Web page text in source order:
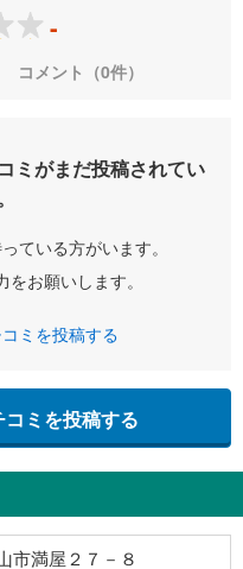
-
コメント（0件）
ミがまだ投稿されてい
ている方がいます。
お願いします。
ミを投稿する
ミを投稿する
市満屋２７－８